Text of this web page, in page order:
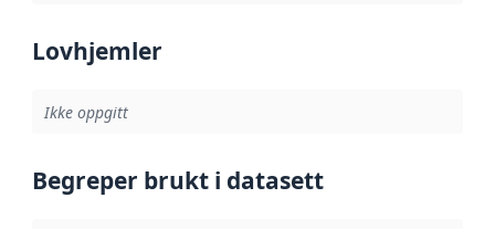
Lovhjemler
Ikke oppgitt
Begreper brukt i datasett